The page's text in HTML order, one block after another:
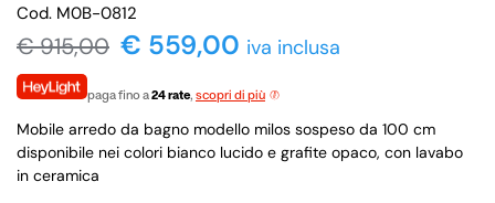
Cod. M0B-0812
€915,00 € 559,00 iva inclusa
paga fino a24 rate, scopri di più
Mobile arredo da bagno modello milos sospeso da 100 cm
disponibile nei colori bianco lucido e grafite opaco, con lavabo
in ceramica